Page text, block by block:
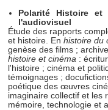
Polarité Histoire
l'audiovisuel
Étude des rapports
et histoire. En histoire du
genèse des films ;
histoire et cinéma :
l'histoire ; cinéma et
témoignages ;
poétique des œuvres
imaginaire collectif et les
mémoire, technologie et